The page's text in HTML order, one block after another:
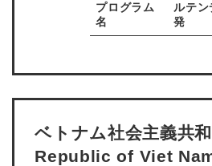
プログラム
名
ルテン
発
ベトナム社会主義共
Republic of Viet Nam